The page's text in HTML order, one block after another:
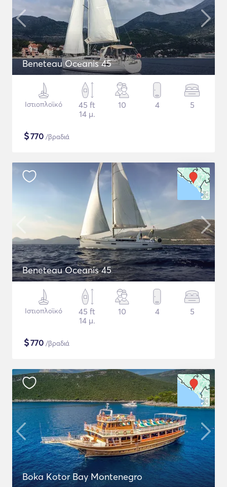
Beneteau Oceanis 45
Ιστιοπλοϊκό
45 ft
14 μ.
10 4 5
$770 /βραδιά
Beneteau Oceanis 45
Ιστιοπλοϊκό
45 ft
14 μ.
10 4 5
$770 /βραδιά
Boka Kotor Bay Montenegro